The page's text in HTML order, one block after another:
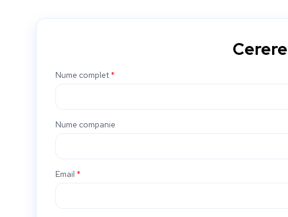
Cerere
Nume complet *
Nume companie
Email *